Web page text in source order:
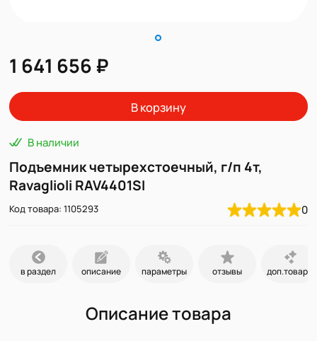
1 641 656 ₽
В корзину
В наличии
Подъемник четырехстоечный, г/п 4т,
Ravaglioli RAV4401SI
Код товара: 1105293 0
в раздел описание параметры отзывы доп.товары
Описание товара